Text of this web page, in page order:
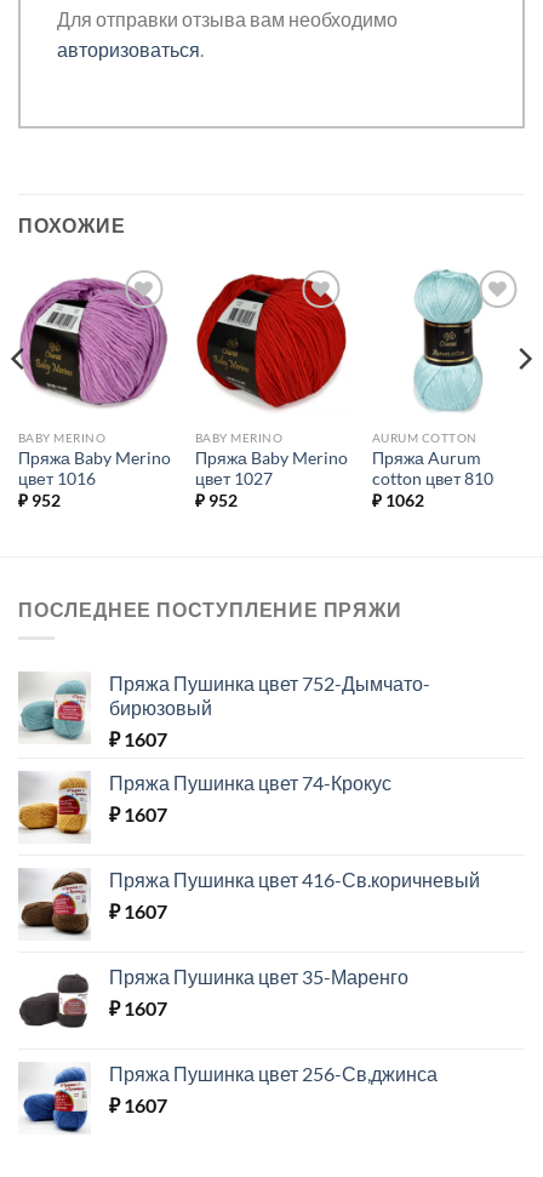
Для отправки отзыва вам необходимо
авторизоваться.
ПОХОЖИЕ
Добавить в
избранное.
BABY MERINO
Пряжа Baby Merino
цвет 1016
₽952
Добавить в
избранное.
BABY MERINO
Пряжа Baby Merino
цвет 1027
₽952
Добавить в
избранное.
AURUM COTTON
Пряжа Aurum
cotton цвет 810
₽1062
ПОСЛЕДНЕЕ ПОСТУПЛЕНИЕ ПРЯЖИ
Пряжа Пушинка цвет 752-Дымчато-
бирюзовый
₽1607
Пряжа Пушинка цвет 74-Крокус
₽1607
Пряжа Пушинка цвет 416-Св.коричневый
₽1607
Пряжа Пушинка цвет 35-Маренго
₽1607
Пряжа Пушинка цвет 256-Св,джинса
₽1607